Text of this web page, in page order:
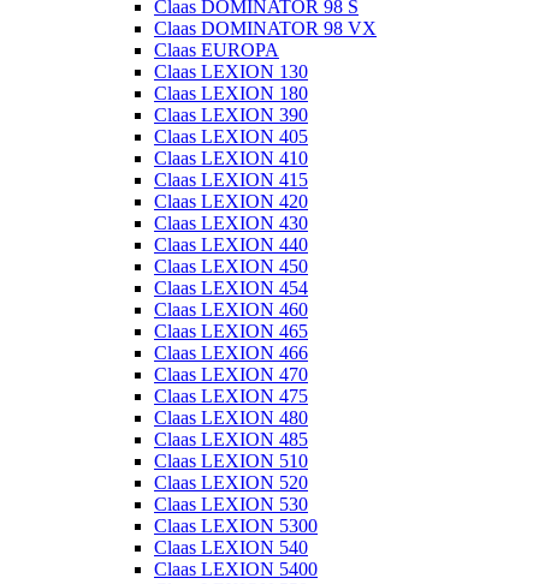
Claas DOMINATOR 98 S
Claas DOMINATOR 98 VX
Claas EUROPA
Claas LEXION 130
Claas LEXION 180
Claas LEXION 390
Claas LEXION 405
Claas LEXION 410
Claas LEXION 415
Claas LEXION 420
Claas LEXION 430
Claas LEXION 440
Claas LEXION 450
Claas LEXION 454
Claas LEXION 460
Claas LEXION 465
Claas LEXION 466
Claas LEXION 470
Claas LEXION 475
Claas LEXION 480
Claas LEXION 485
Claas LEXION 510
Claas LEXION 520
Claas LEXION 530
Claas LEXION 5300
Claas LEXION 540
Claas LEXION 5400